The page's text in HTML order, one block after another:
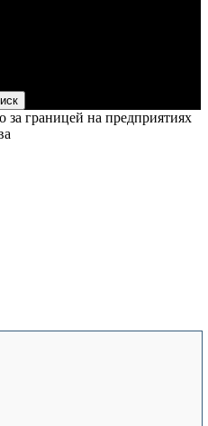
за границей на предприятиях